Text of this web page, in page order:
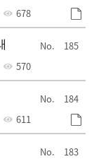
678
185
570
184
611
183